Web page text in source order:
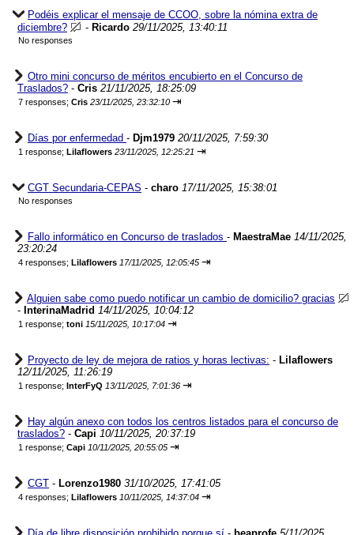
Podéis explicar el mensaje de CCOO, sobre la nómina extra de
diciembre?
- Ricardo 29/11/2025, 13:40:11
No responses
Otro mini concurso de méritos encubierto en el Concurso de
Traslados? - Cris 21/11/2025, 18:25:09
7 responses; Cris 23/11/2025, 23:32:10 ⇥
Días por enfermedad - Djm1979 20/11/2025, 7:59:30
1 response; Lilaflowers 23/11/2025, 12:25:21 ⇥
CGT Secundaria-CEPAS - charo 17/11/2025, 15:38:01
No responses
Fallo informático en Concurso de traslados - MaestraMae 14/11/2025,
23:20:24
4 responses; Lilaflowers 17/11/2025, 12:05:45 ⇥
Alguien sabe como puedo notificar un cambio de domicilio? gracias
- InterinaMadrid 14/11/2025, 10:04:12
1 response; toni 15/11/2025, 10:17:04 ⇥
Proyecto de ley de mejora de ratios y horas lectivas: - Lilaflowers
12/11/2025, 11:26:19
1 response; InterFyQ 13/11/2025, 7:01:36 ⇥
Hay algún anexo con todos los centros listados para el concurso de
traslados? - Capi 10/11/2025, 20:37:19
1 response; Capi 10/11/2025, 20:55:05 ⇥
CGT - Lorenzo1980 31/10/2025, 17:41:05
4 responses; Lilaflowers 10/11/2025, 14:37:04 ⇥